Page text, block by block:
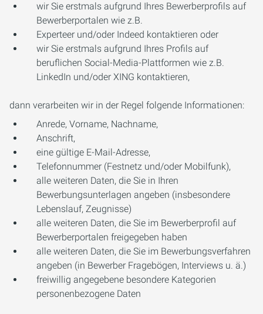
wir Sie erstmals aufgrund Ihres Bewerberprofils auf
Bewerberportalen wie z.B.
Experteer und/oder Indeed kontaktieren oder
wir Sie erstmals aufgrund Ihres Profils auf
beruflichen Social-Media-Plattformen wie z.B.
LinkedIn und/oder XING kontaktieren,
dann verarbeiten wir in der Regel folgende Informationen:
Anrede, Vorname, Nachname,
Anschrift,
eine gültige E-Mail-Adresse,
Telefonnummer (Festnetz und/oder Mobilfunk),
alle weiteren Daten, die Sie in Ihren
Bewerbungsunterlagen angeben (insbesondere
Lebenslauf, Zeugnisse)
alle weiteren Daten, die Sie im Bewerberprofil auf
Bewerberportalen freigegeben haben
alle weiteren Daten, die Sie im Bewerbungsverfahren
angeben (in Bewerber Fragebögen, Interviews u. ä.)
freiwillig angegebene besondere Kategorien
personenbezogene Daten